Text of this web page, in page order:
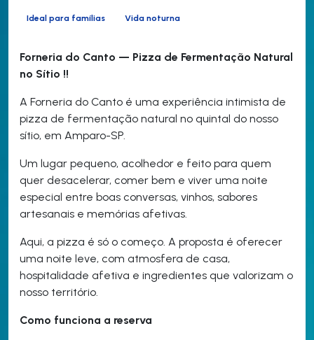
Ideal para famílias Vida noturna
Forneria do Canto — Pizza de Fermentação Natural
no Sítio !!
A Forneria do Canto é uma experiência intimista de
pizza de fermentação natural no quintal do nosso
sítio, em Amparo-SP.
Um lugar pequeno, acolhedor e feito para quem
quer desacelerar, comer bem e viver uma noite
especial entre boas conversas, vinhos, sabores
artesanais e memórias afetivas.
Aqui, a pizza é só o começo. A proposta é oferecer
uma noite leve, com atmosfera de casa,
hospitalidade afetiva e ingredientes que valorizam o
nosso território.
Como funciona a reserva